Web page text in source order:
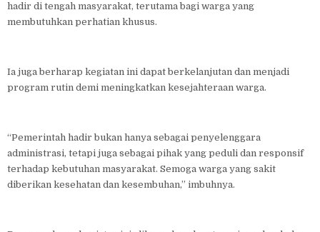
hadir di tengah masyarakat, terutama bagi warga yang
membutuhkan perhatian khusus.
Ia juga berharap kegiatan ini dapat berkelanjutan dan menjadi
program rutin demi meningkatkan kesejahteraan warga.
“Pemerintah hadir bukan hanya sebagai penyelenggara
administrasi, tetapi juga sebagai pihak yang peduli dan responsif
terhadap kebutuhan masyarakat. Semoga warga yang sakit
diberikan kesehatan dan kesembuhan,” imbuhnya.